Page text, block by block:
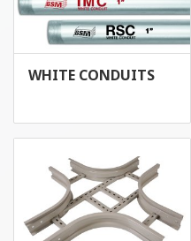
WHITE CONDUITS